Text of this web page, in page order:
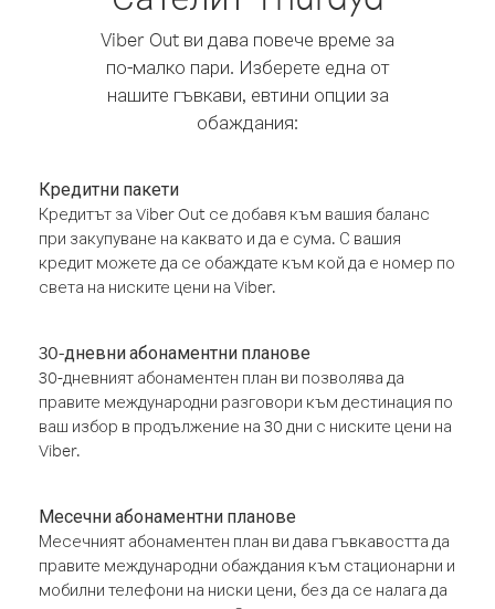
Viber Out ви дава повече време за
по-малко пари. Изберете една от
нашите гъвкави, евтини опции за
обаждания:
Кредитни пакети
Кредитът за Viber Out се добавя към вашия баланс
при закупуване на каквато и да е сума. С вашия
кредит можете да се обаждате към кой да е номер по
света на ниските цени на Viber.
30-дневни абонаментни планове
30-дневният абонаментен план ви позволява да
правите международни разговори към дестинация по
ваш избор в продължение на 30 дни с ниските цени на
Viber.
Месечни абонаментни планове
Месечният абонаментен план ви дава гъвкавостта да
правите международни обаждания към стационарни и
мобилни телефони на ниски цени, без да се налага да